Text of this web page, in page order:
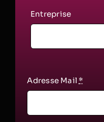
Entreprise
Adresse Mail *